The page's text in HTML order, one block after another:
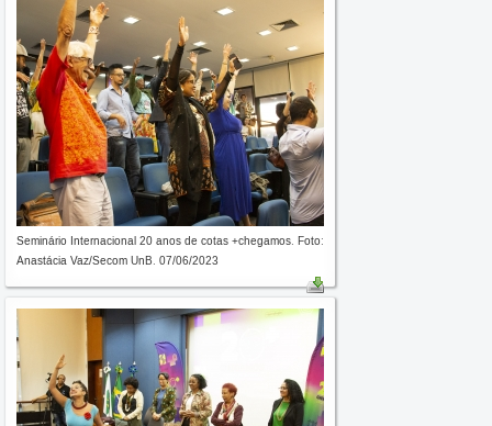
Seminário Internacional 20 anos de cotas +chegamos. Foto:
Anastácia Vaz/Secom UnB. 07/06/2023